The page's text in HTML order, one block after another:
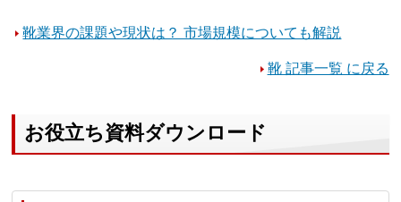
靴業界の課題や現状は？ 市場規模についても解説
靴 記事一覧 に戻る
お役立ち資料ダウンロード